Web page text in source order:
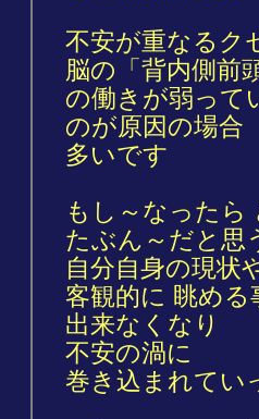
不安が重なるク
脳の「背内側前
の働きが弱って
のが原因の場合
多いです
もし～なったら
たぶん～だと思
自分自身の現状
客観的に 眺める
出来なくなり
不安の渦に
巻き込まれてい